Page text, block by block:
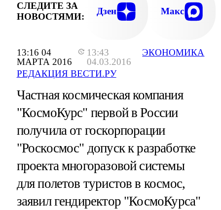
13:16 04
МАРТА 2016
13:43
04.03.2016
РЕДАКЦИЯ ВЕСТИ.РУ
ЭКОНОМИКА
СЛЕДИТЕ ЗА
НОВОСТЯМИ:
Дзен Макс
Частная космическая компания
"КосмоКурс" первой в России
получила от госкорпорации
"Роскосмос" допуск к разработке
проекта многоразовой системы
для полетов туристов в космоc,
заявил гендиректор "КосмоКурса"